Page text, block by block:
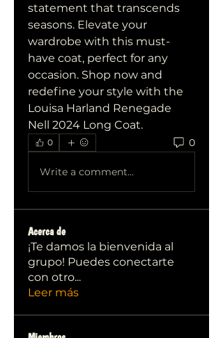
statement that transcends
seasons. Elevate your
wardrobe with this must-
have coat, perfect for any
occasion. Shop now and
redefine your style with the
Louisa Harland Renegade
Nell 2024 Long Coat.
0 0
Write a comment...
Acerca de
¡Te damos la bienvenida al
grupo! Puedes conectarte
con otro...
Leer más